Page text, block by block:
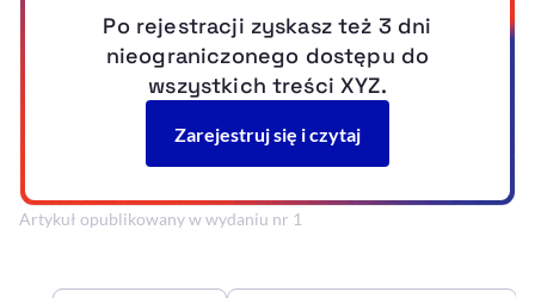
Artykuł opublikowany w wydaniu nr 1